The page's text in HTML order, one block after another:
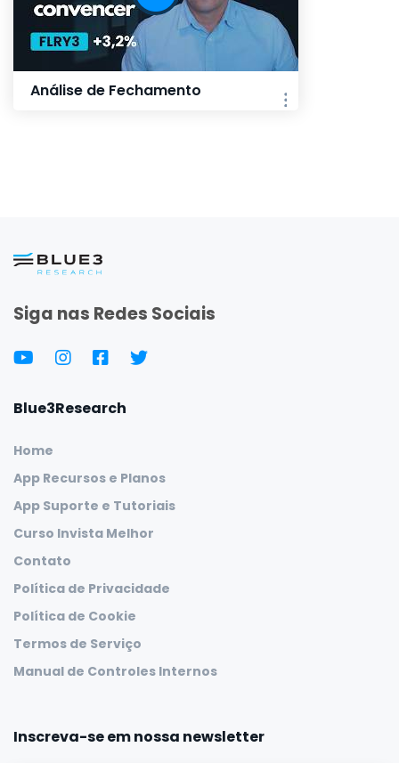
Análise de Fechamento
Siga nas Redes Sociais
Blue3Research
Home
App Recursos e Planos
App Suporte e Tutoriais
Curso Invista Melhor
Contato
Política de Privacidade
Política de Cookie
Termos de Serviço
Manual de Controles Internos
Inscreva-se em nossa newsletter